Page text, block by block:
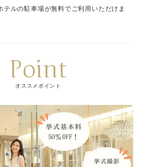
テルの駐車場が無料でご利用いただけま
Point
オススメポイント